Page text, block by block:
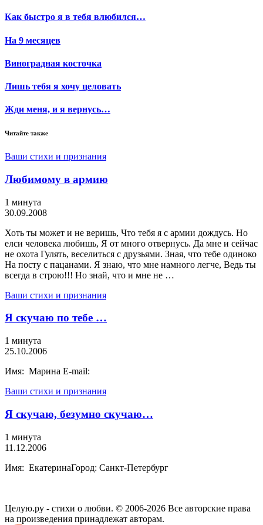
Как быстро я в тебя влюбился…
На 9 месяцев
Виноградная косточка
Лишь тебя я хочу целовать
Жди меня, и я вернусь…
Читайте также
Ваши стихи и признания
Любимому в армию
1 минута
30.09.2008
Хоть ты может и не веришь, Что тебя я с армии дождусь. Но
елси человека любишь, Я от много отвернусь. Да мне и сейчас
не охота Гулять, веселиться с друзьями. Зная, что тебе одиноко
На посту с пацанами. Я знаю, что мне намного легче, Ведь ты
всегда в строю!!! Но знай, что и мне не …
Ваши стихи и признания
Я скучаю по тебе …
1 минута
25.10.2006
Имя: Марина E-mail:
Ваши стихи и признания
Я скучаю, безумно скучаю…
1 минута
11.12.2006
Имя: ЕкатеринаГород: Санкт-Петербург
Целую.ру - стихи о любви. © 2006-2026 Все авторские права
на произведения принадлежат авторам.